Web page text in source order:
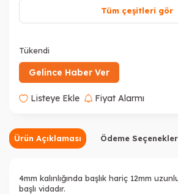
Tüm çeşitleri gör
Tükendi
Gelince Haber Ver
Listeye Ekle Fiyat Alarmı
Ürün Açıklaması Ödeme
4mm kalınlığında başlık hariç 12mm
başlı vidadır.